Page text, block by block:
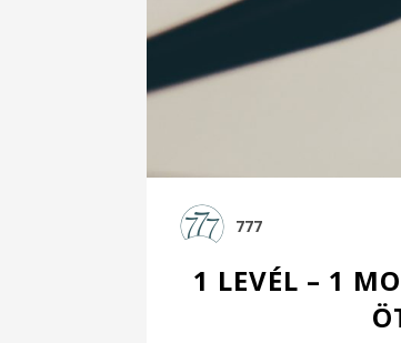
777
1 LEVÉL – 1